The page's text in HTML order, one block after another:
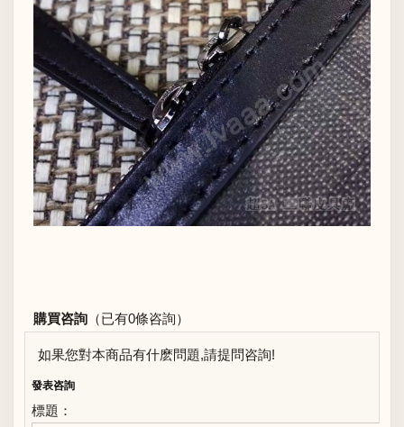
購買咨詢 （已有0條咨詢）
如果您對本商品有什麽問題,請提問咨詢!
發表咨詢
標題：